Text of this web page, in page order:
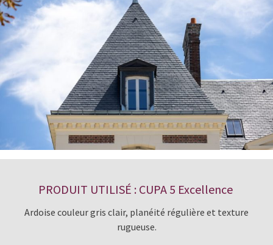
PRODUIT UTILISÉ : CUPA 5 Excellence
Ardoise couleur gris clair, planéité régulière et texture
rugueuse.